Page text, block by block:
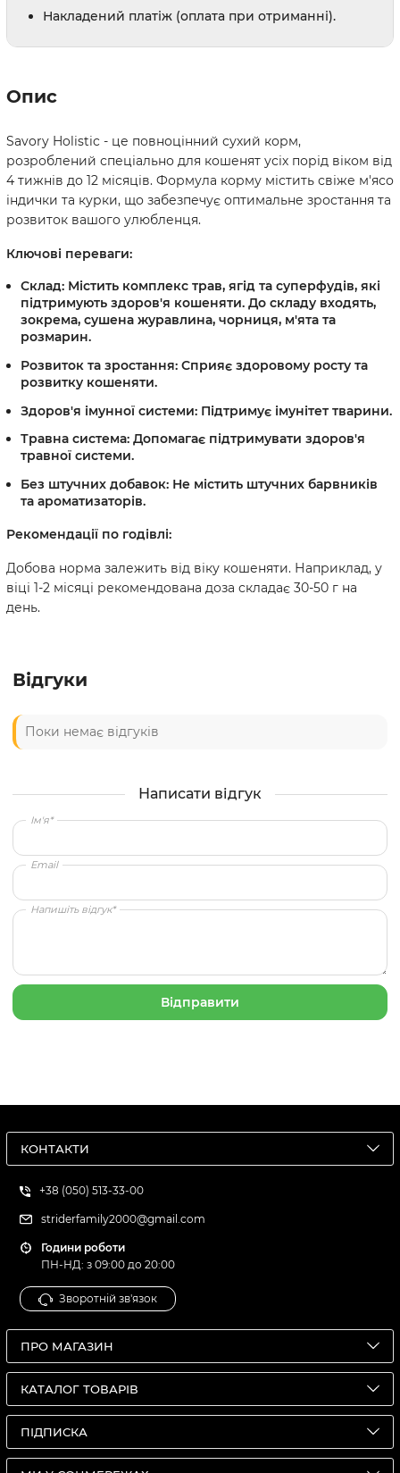
Накладений платіж (оплата при отриманні).
Опис
Savory Holistic - це повноцінний сухий корм,
розроблений спеціально для кошенят усіх порід віком від
4 тижнів до 12 місяців. Формула корму містить свіже м'ясо
індички та курки, що забезпечує оптимальне зростання та
розвиток вашого улюбленця.
Ключові переваги:
Склад: Містить комплекс трав, ягід та суперфудів, які
підтримують здоров'я кошеняти. До складу входять,
зокрема, сушена журавлина, чорниця, м'ята та
розмарин.
Розвиток та зростання: Сприяє здоровому росту та
розвитку кошеняти.
Здоров'я імунної системи: Підтримує імунітет тварини.
Травна система: Допомагає підтримувати здоров'я
травної системи.
Без штучних добавок: Не містить штучних барвників
та ароматизаторів.
Рекомендації по годівлі:
Добова норма залежить від віку кошеняти. Наприклад, у
віці 1-2 місяці рекомендована доза складає 30-50 г на
день.
Відгуки
Поки немає відгуків
Написати відгук
Ім'я*
Email
Напишіть відгук*
КОНТАКТИ
+38 (050) 513-33-00
striderfamily2000@gmail.com
Години роботи
ПН-НД: з 09:00 до 20:00
Зворотній зв'язок
ПРО МАГАЗИН
КАТАЛОГ ТОВАРІВ
ПІДПИСКА